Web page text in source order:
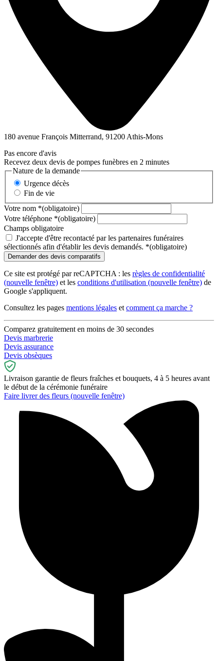
180 avenue François Mitterrand, 91200 Athis-Mons
Pas encore d'avis
Recevez deux devis de pompes funèbres en 2 minutes
Nature de la demande
Urgence décès
Fin de vie
Votre nom *(obligatoire)
Votre téléphone *(obligatoire)
Champs obligatoire
J'accepte d'être recontacté par les partenaires funéraires
sélectionnés afin d'établir les devis demandés. *(obligatoire)
Ce site est protégé par reCAPTCHA : les règles de confidentialité
(nouvelle fenêtre) et les conditions d'utilisation (nouvelle fenêtre) de
Google s'appliquent.
Consultez les pages mentions légales et comment ça marche ?
Comparez gratuitement en moins de 30 secondes
Devis marbrerie
Devis assurance
Devis obsèques
Livraison garantie de fleurs fraîches et bouquets, 4 à 5 heures avant
le début de la cérémonie funéraire
Faire livrer des fleurs (nouvelle fenêtre)